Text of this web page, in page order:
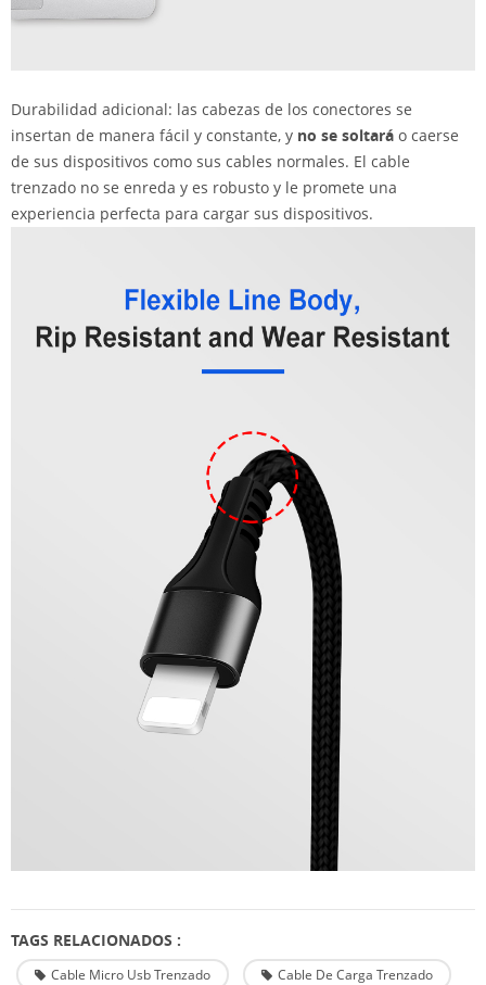
Durabilidad adicional: las cabezas de los conectores se
insertan de manera fácil y constante, y no se soltará o caerse
de sus dispositivos como sus cables normales. El cable
trenzado no se enreda y es robusto y le promete una
experiencia perfecta para cargar sus dispositivos.
TAGS RELACIONADOS :
Cable Micro Usb Trenzado Cable De Carga Trenzado